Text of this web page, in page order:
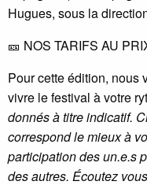
Hugues, sous la
🎫 NOS TARIFS AU
Pour cette édition, nous
vivre le festival à votre
donnés à titre indicatif.
correspond le mieux à
participation des un.e.s
des autres. Écoutez